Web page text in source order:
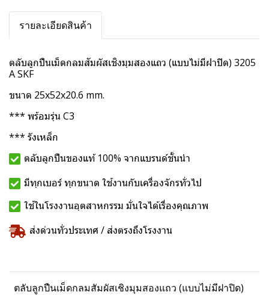
รายละเอียดสินค้า
ตลับลูกปืนเม็ดกลมสัมผัสเชิงมุมสองแถว (แบบไม่มีฝาปิด) 3205
A SKF
ขนาด 25x52x20.6 mm.
*** พร้อมรุ่น C3
*** รังเหล็ก
ตลับลูกปืนของแท้ 100% จากแบรนด์ชั้นนำ
มีทุกเบอร์ ทุกขนาด ใช้งานกับเครื่องจักรทั่วไป
ใช้ในโรงงานอุตสาหกรรม มั่นใจได้เรื่องคุณภาพ
ส่งด่วนทั่วประเทศ / ส่งตรงถึงโรงงาน
ตลับลูกปืนเม็ดกลมสัมผัสเชิงมุมสองแถว (แบบไม่มีฝาปิด)